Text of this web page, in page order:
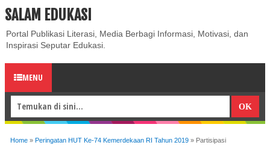
ABOUT CONTACT US
SALAM EDUKASI
Portal Publikasi Literasi, Media Berbagi Informasi, Motivasi, dan
Inspirasi Seputar Edukasi.
MENU
Home » Peringatan HUT Ke-74 Kemerdekaan RI Tahun 2019 » Partisipasi